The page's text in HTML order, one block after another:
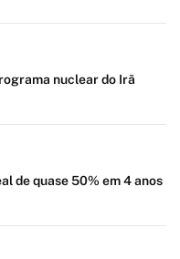
nuclear do Irã
de quase 50% em 4 anos